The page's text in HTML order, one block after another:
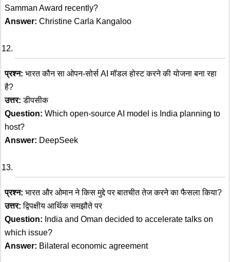
Samman Award recently?
Answer: Christine Carla Kangaloo
प्रश्न: भारत कौन सा ओपन-सोर्स AI मॉडल होस्ट करने की योजना बना रहा
है?
उत्तर: डीपसीक
Question: Which open-source AI model is India planning to
host?
Answer: DeepSeek
प्रश्न: भारत और ओमान ने किस मुद्दे पर बातचीत तेज करने का फैसला किया?
उत्तर: द्विपक्षीय आर्थिक समझौते पर
Question: India and Oman decided to accelerate talks on
which issue?
Answer: Bilateral economic agreement